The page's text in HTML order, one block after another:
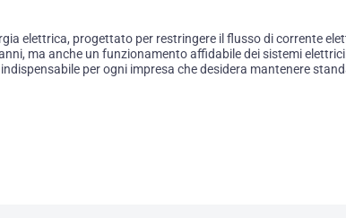
elettrica, progettato per restringere il flusso di corrente
ma anche un funzionamento affidabile dei sistemi
per ogni impresa che desidera mantenere